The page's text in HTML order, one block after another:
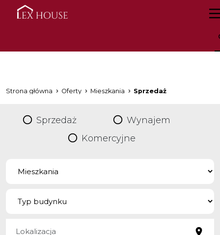
Strona główna Oferty Mieszkania Sprzedaż
Sprzedaż
Wynajem
Komercyjne